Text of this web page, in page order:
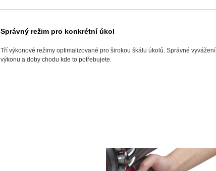
Správný režim pro konkrétní úkol
Tří výkonové režimy optimalizované pro širokou škálu úkolů. Správné vyvážení
výkonu a doby chodu kde to potřebujete.